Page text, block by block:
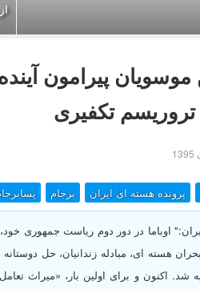
پیرامون
تروریسم تکفیری
پرونده هسته ای ایران برجام
اوباما در دور دوم ریاست جمهوری
هسته ای، مبادله زندانیان، حل دوستانه
اکنون و برای اولین بار، «میراث